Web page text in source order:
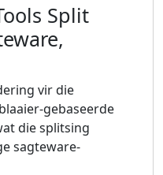
Split
vir die
gebaseerde
die splitsing
sagteware-